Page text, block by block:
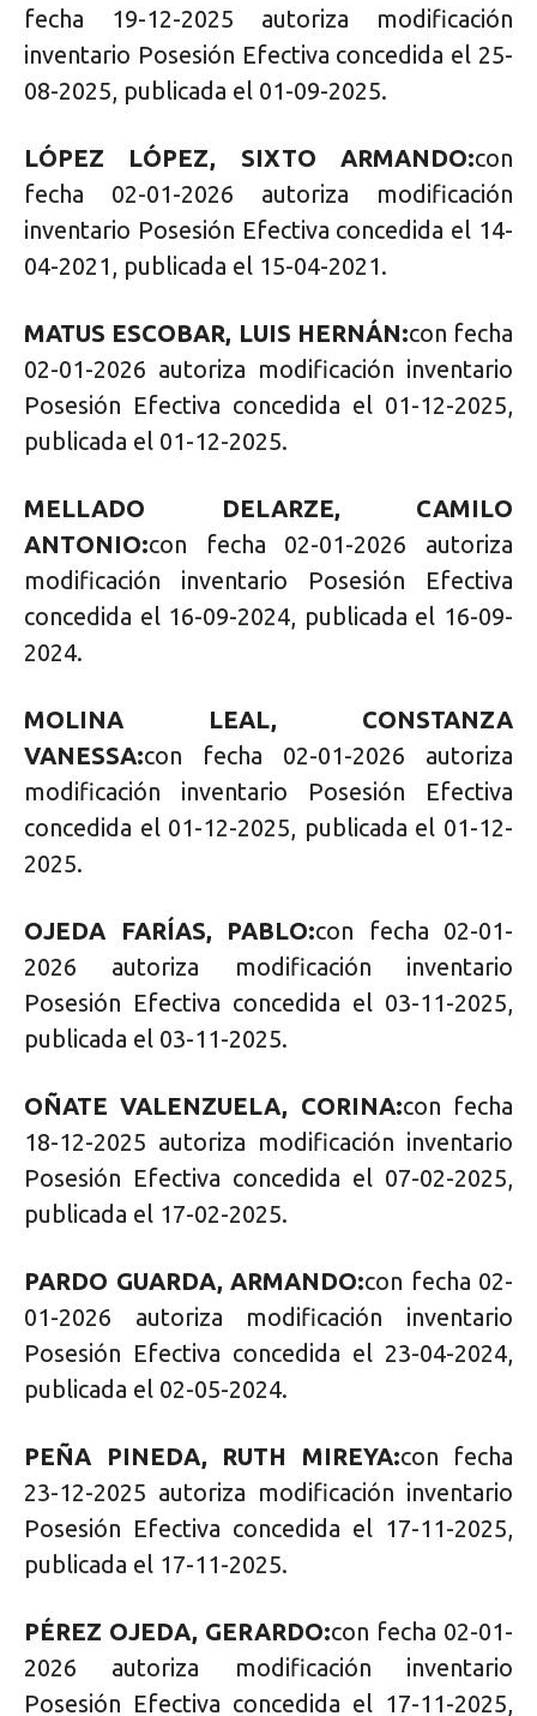
fecha 19-12-2025 autoriza modificación
inventario Posesión Efectiva concedida el 25-
08-2025, publicada el 01-09-2025.
LÓPEZ LÓPEZ, SIXTO ARMANDO:con
fecha 02-01-2026 autoriza modificación
inventario Posesión Efectiva concedida el 14-
04-2021, publicada el 15-04-2021.
MATUS ESCOBAR, LUIS HERNÁN:con fecha
02-01-2026 autoriza modificación inventario
Posesión Efectiva concedida el 01-12-2025,
publicada el 01-12-2025.
MELLADO DELARZE, CAMILO
ANTONIO:con fecha 02-01-2026 autoriza
modificación inventario Posesión Efectiva
concedida el 16-09-2024, publicada el 16-09-
2024.
MOLINA LEAL, CONSTANZA
VANESSA:con fecha 02-01-2026 autoriza
modificación inventario Posesión Efectiva
concedida el 01-12-2025, publicada el 01-12-
2025.
OJEDA FARÍAS, PABLO:con fecha 02-01-
2026 autoriza modificación inventario
Posesión Efectiva concedida el 03-11-2025,
publicada el 03-11-2025.
OÑATE VALENZUELA, CORINA:con fecha
18-12-2025 autoriza modificación inventario
Posesión Efectiva concedida el 07-02-2025,
publicada el 17-02-2025.
PARDO GUARDA, ARMANDO:con fecha 02-
01-2026 autoriza modificación inventario
Posesión Efectiva concedida el 23-04-2024,
publicada el 02-05-2024.
PEÑA PINEDA, RUTH MIREYA:con fecha
23-12-2025 autoriza modificación inventario
Posesión Efectiva concedida el 17-11-2025,
publicada el 17-11-2025.
PÉREZ OJEDA, GERARDO:con fecha 02-01-
2026 autoriza modificación inventario
Posesión Efectiva concedida el 17-11-2025,